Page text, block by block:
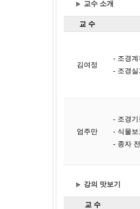
교수 소개
교 수
김여정
- 조경
- 조경
엄주만
- 조경
- 식물
- 종자
강의 맛보기
교 수